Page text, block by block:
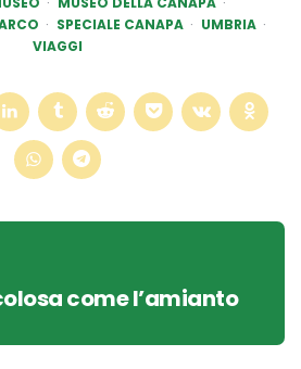
SPECIALE CANAPA
UMBRIA
VIAGGI
come l’amianto